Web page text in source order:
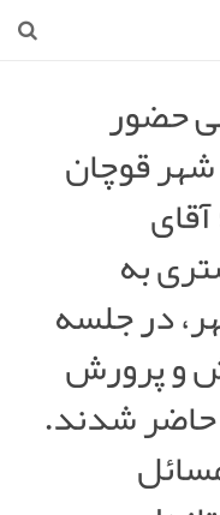
حضور
قوچان
به
در جلسه
و پرورش
شدند.